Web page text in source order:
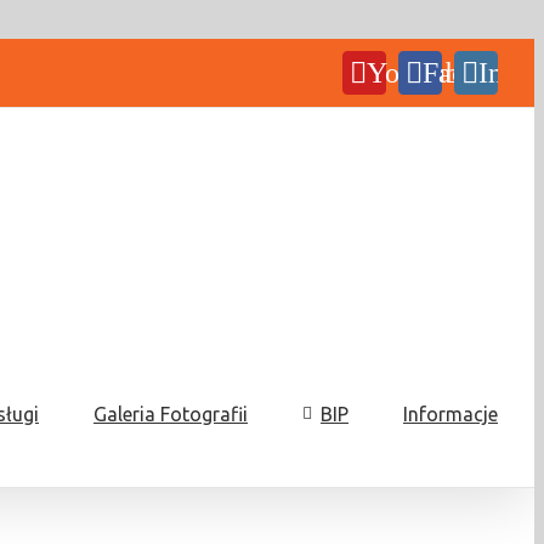
YouTubeFacebook
Galeria Fotografii BIP Informacje